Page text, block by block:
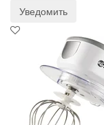
Уведомить